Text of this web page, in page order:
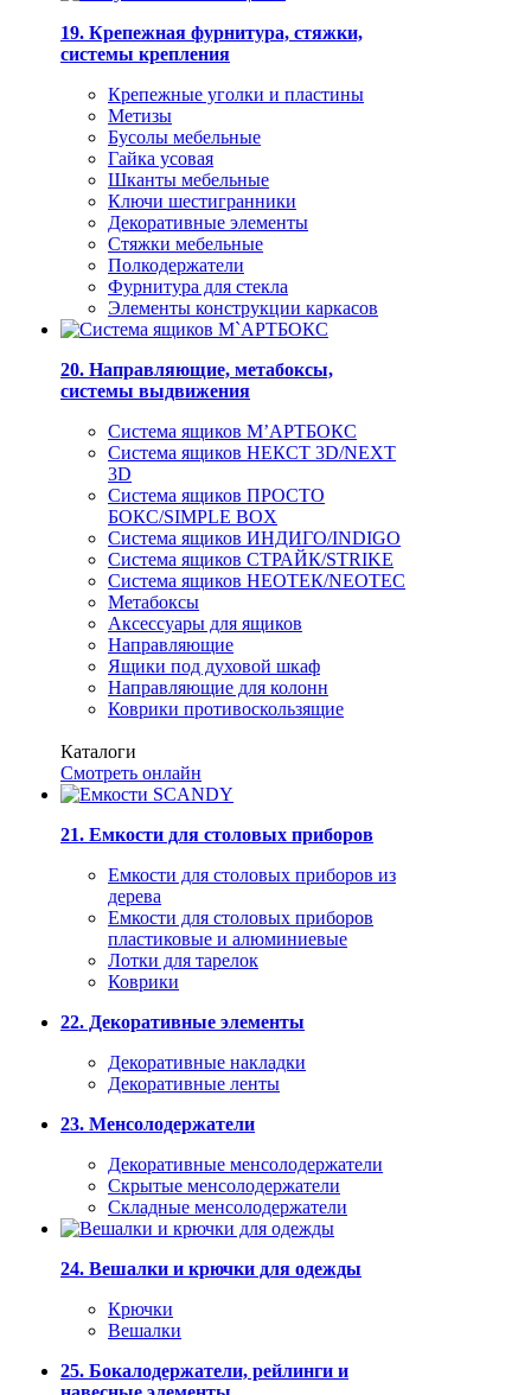
19. Крепежная фурнитура, стяжки,
системы крепления
Крепежные уголки и пластины
Метизы
Бусолы мебельные
Гайка усовая
Шканты мебельные
Ключи шестигранники
Декоративные элементы
Стяжки мебельные
Полкодержатели
Фурнитура для стекла
Элементы конструкции каркасов
20. Направляющие, метабоксы,
системы выдвижения
Система ящиков М’АРТБОКС
Система ящиков НЕКСТ 3D/NEXT
3D
Система ящиков ПРОСТО
БОКС/SIMPLE BOX
Система ящиков ИНДИГО/INDIGO
Система ящиков СТРАЙК/STRIKE
Система ящиков НЕОТЕК/NEOTEC
Метабоксы
Аксессуары для ящиков
Направляющие
Ящики под духовой шкаф
Направляющие для колонн
Коврики противоскользящие
Каталоги
Смотреть онлайн
21. Емкости для столовых приборов
Емкости для столовых приборов из
дерева
Емкости для столовых приборов
пластиковые и алюминиевые
Лотки для тарелок
Коврики
22. Декоративные элементы
Декоративные накладки
Декоративные ленты
23. Менсолодержатели
Декоративные менсолодержатели
Скрытые менсолодержатели
Складные менсолодержатели
24. Вешалки и крючки для одежды
Крючки
Вешалки
25. Бокалодержатели, рейлинги и